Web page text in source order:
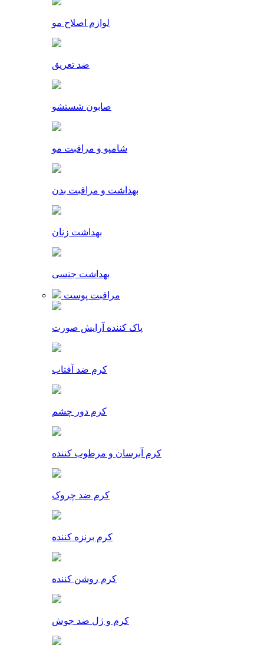
لوازم اصلاح مو
ضد تعریق
صابون شستشو
شامپو و مراقبت مو
بهداشت و مراقبت بدن
بهداشت زنان
بهداشت جنسی
مراقبت پوست
پاک کننده آرایش صورت
کرم ضد آفتاب
کرم دور چشم
کرم آبرسان و مرطوب کننده
کرم ضد چروک
کرم برنزه کننده
کرم روشن کننده
کرم و ژل ضد جوش